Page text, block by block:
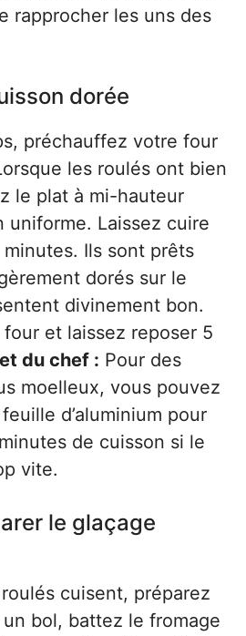
rapprocher les uns des
dorée
préchauffez votre four
les roulés ont bien
le plat à mi-hauteur
uniforme. Laissez cuire
Ils sont prêts
dorés sur le
divinement bon.
et laissez reposer 5
du chef : Pour des
moelleux, vous pouvez
d’aluminium pour
de cuisson si le
vite.
le glaçage
cuisent, préparez
bol, battez le fromage